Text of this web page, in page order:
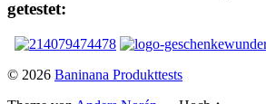
getestet:
© 2026 Baninana Produkttests